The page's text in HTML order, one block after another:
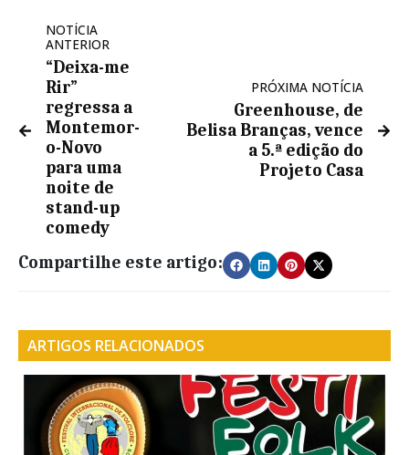
NOTÍCIA
ANTERIOR
“Deixa-me
Rir”
regressa a
Montemor-
o-Novo
para uma
noite de
stand-up
comedy
PRÓXIMA NOTÍCIA
Greenhouse, de
Belisa Branças, vence
a 5.ª edição do
Projeto Casa
Compartilhe este artigo:
ARTIGOS RELACIONADOS